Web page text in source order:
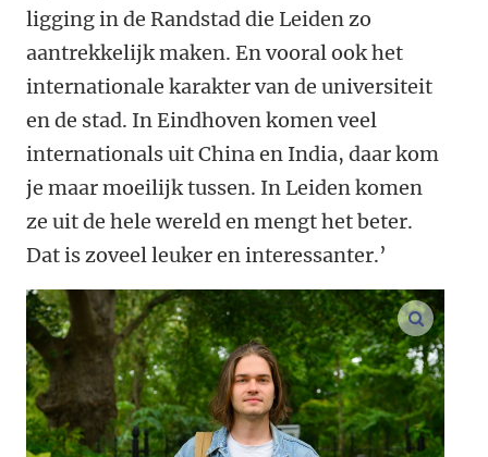
ligging in de Randstad die Leiden zo
aantrekkelijk maken. En vooral ook het
internationale karakter van de universiteit
en de stad. In Eindhoven komen veel
internationals uit China en India, daar kom
je maar moeilijk tussen. In Leiden komen
ze uit de hele wereld en mengt het beter.
Dat is zoveel leuker en interessanter.’